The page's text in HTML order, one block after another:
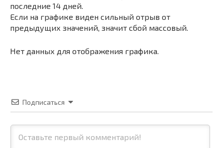
последние 14 дней.
Если на графике виден сильный отрыв от
предыдущих значений, значит сбой массовый.
Нет данных для отображения графика.
Подписаться